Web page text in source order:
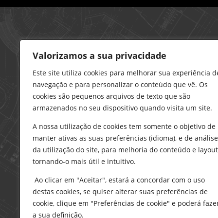
Valorizamos a sua privacidade
Este site utiliza cookies para melhorar sua experiência
navegação e para personalizar o conteúdo que vê. Os
cookies são pequenos arquivos de texto que são
armazenados no seu dispositivo quando visita um site.
A nossa utilização de cookies tem somente o objetivo de
manter ativas as suas preferências (idioma), e de análise
da utilização do site, para melhoria do conteúdo e
tornando-o mais útil e intuitivo.
Ao clicar em "Aceitar", estará a concordar com o uso
destas cookies, se quiser alterar suas preferências de
cookie, clique em "Preferências de cookie" e poderá
a sua definição.
21 296 0195
912 606 251
charneca@delarobia.pt
R. António Andrade, 1116
2820-287 • Charneca da Caparica
Loja – Tires
214 453 329
919 865 192
tires@delarobia.pt
Av. Amália Rodrigues, 190
2785-613 • São Domingos de Rana